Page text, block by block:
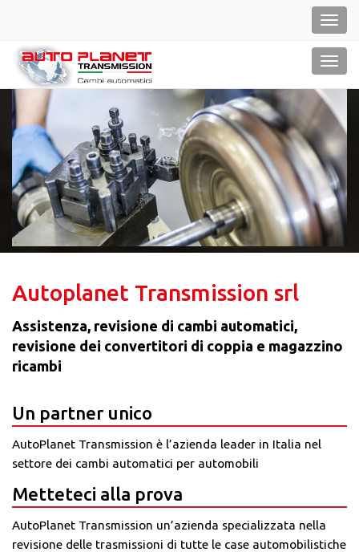
Autoplanet Transmission srl
Assistenza, revisione di cambi automatici,
revisione dei convertitori di coppia e magazzino
ricambi
Un partner unico
AutoPlanet Transmission è l’azienda leader in Italia nel
settore dei cambi automatici per automobili
Metteteci alla prova
AutoPlanet Transmission un’azienda specializzata nella
revisione delle trasmissioni di tutte le case automobilistiche